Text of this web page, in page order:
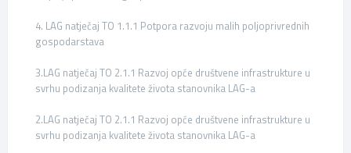
4. LAG natječaj TO 1.1.1 Potpora razvoju malih poljoprivrednih
gospodarstava
3.LAG natječaj TO 2.1.1 Razvoj opće društvene infrastrukture u
svrhu podizanja kvalitete života stanovnika LAG-a
2.LAG natječaj TO 2.1.1 Razvoj opće društvene infrastrukture u
svrhu podizanja kvalitete života stanovnika LAG-a